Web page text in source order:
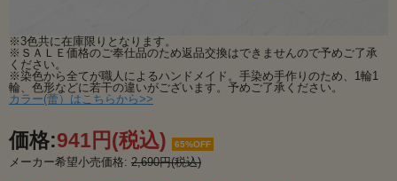
※3色共に在庫限りとなります。
※ＳＡＬＥ価格のご奉仕品のため返品交換はできませんので予めご了承
ください。
※染色から全てが職人によるハンドメイド。手染め手作りのため、1輪1
輪、色形などに若干の違いがございます。予めご了承ください。
カラー(蕾）はこちらから>>
価格:941円(税込) 65%OFF
メーカー希望小売価格: 2,690円(税込)